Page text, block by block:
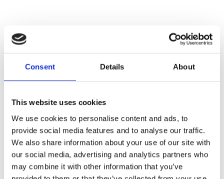
Consent Details About
This website uses cookies
We use cookies to personalise content and ads, to
provide social media features and to analyse our traffic.
We also share information about your use of our site with
our social media, advertising and analytics partners who
may combine it with other information that you’ve
AP-M67 AN Recone
Reparationskit för AP-M67 AN
Hos leverantör 3+ dagar
AP-M65 AN Recone
Reparationskit för AP-M65 AN
Snabblager 1-3 dagar
Finns i lagershop Göteborg